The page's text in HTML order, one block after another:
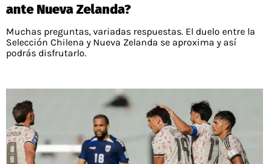
ante Nueva Zelanda?
Muchas preguntas, variadas respuestas. El duelo entre la
Selección Chilena y Nueva Zelanda se aproxima y así
podrás disfrutarlo.